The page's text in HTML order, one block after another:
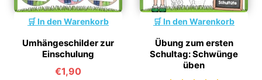
In den Warenkorb
Umhängeschilder zur
Einschulung
€1,90
In den Warenkorb
Übung zum ersten
Schultag: Schwünge
üben